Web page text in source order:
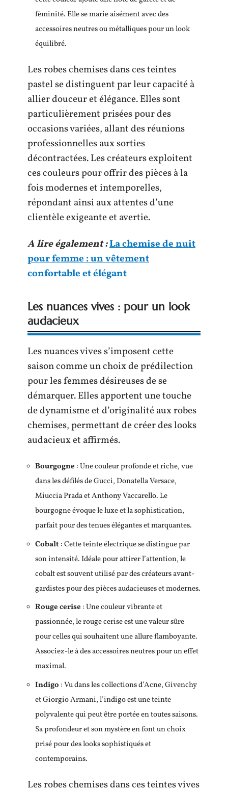
féminité. Elle se marie aisément avec des
accessoires neutres ou métalliques pour un look
équilibré.
Les robes chemises dans ces teintes
pastel se distinguent par leur capacité à
allier douceur et élégance. Elles sont
particulièrement prisées pour des
occasions variées, allant des réunions
professionnelles aux sorties
décontractées. Les créateurs exploitent
ces couleurs pour offrir des pièces à la
fois modernes et intemporelles,
répondant ainsi aux attentes d’une
clientèle exigeante et avertie.
A lire également :La chemise de nuit
pour femme : un vêtement
confortable et élégant
Les nuances vives : pour un look
audacieux
Les nuances vives s’imposent cette
saison comme un choix de prédilection
pour les femmes désireuses de se
démarquer. Elles apportent une touche
de dynamisme et d’originalité aux robes
chemises, permettant de créer des looks
audacieux et affirmés.
Bourgogne : Une couleur profonde et riche, vue
dans les défilés de Gucci, Donatella Versace,
Miuccia Prada et Anthony Vaccarello. Le
bourgogne évoque le luxe et la sophistication,
parfait pour des tenues élégantes et marquantes.
Cobalt: Cette teinte électrique se distingue par
son intensité. Idéale pour attirer l’attention, le
cobalt est souvent utilisé par des créateurs avant-
gardistes pour des pièces audacieuses et modernes.
Rouge cerise : Une couleur vibrante et
passionnée, le rouge cerise est une valeur sûre
pour celles qui souhaitent une allure flamboyante.
Associez-le à des accessoires neutres pour un effet
maximal.
Indigo : Vu dans les collections d’Acne, Givenchy
et Giorgio Armani, l’indigo est une teinte
polyvalente qui peut être portée en toutes saisons.
Sa profondeur et son mystère en font un choix
prisé pour des looks sophistiqués et
contemporains.
Les robes chemises dans ces teintes vives